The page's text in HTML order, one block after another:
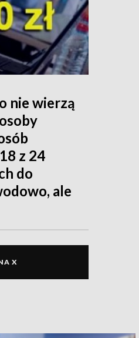
nie wierzą
z 24
do
ale
X